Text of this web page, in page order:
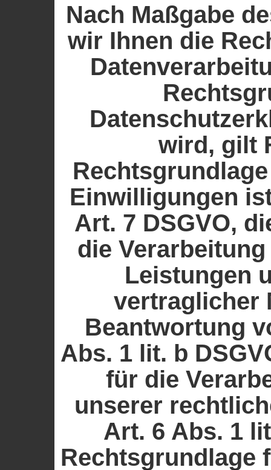
Nach Maßgabe
wir Ihnen die
wird, gilt
Einwilligungen
Art. 7 DSGVO,
die
Leistungen
vertraglicher
Beantwortung
Abs. 1 lit. b
für die
unserer
Art. 6 Abs. 1
Rechtsgrundlage